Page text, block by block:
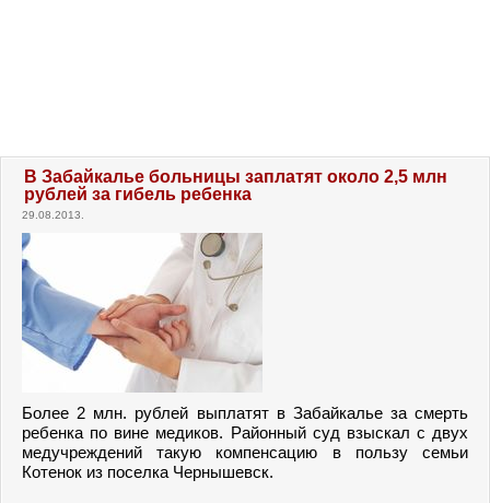
В Забайкалье больницы заплатят около 2,5 млн
рублей за гибель ребенка
29.08.2013.
Более 2 млн. рублей выплатят в Забайкалье за смерть
ребенка по вине медиков. Районный суд взыскал с двух
медучреждений такую компенсацию в пользу семьи
Котенок из поселка Чернышевск.